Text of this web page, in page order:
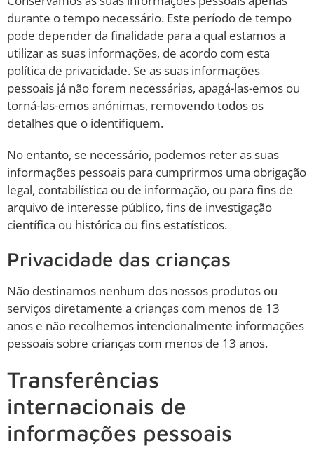
durante o tempo necessário. Este período de tempo
pode depender da finalidade para a qual estamos a
utilizar as suas informações, de acordo com esta
política de privacidade. Se as suas informações
pessoais já não forem necessárias, apagá-las-emos ou
torná-las-emos anónimas, removendo todos os
detalhes que o identifiquem.
No entanto, se necessário, podemos reter as suas
informações pessoais para cumprirmos uma obrigação
legal, contabilística ou de informação, ou para fins de
arquivo de interesse público, fins de investigação
científica ou histórica ou fins estatísticos.
Privacidade das crianças
Não destinamos nenhum dos nossos produtos ou
serviços diretamente a crianças com menos de 13
anos e não recolhemos intencionalmente informações
pessoais sobre crianças com menos de 13 anos.
Transferências
internacionais de
informações pessoais